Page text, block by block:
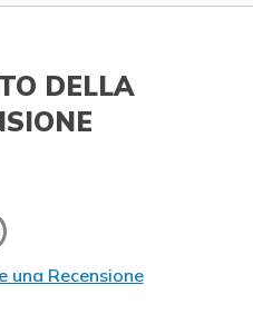
DELLA
una Recensione